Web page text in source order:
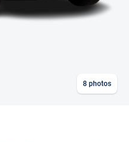
8 photos